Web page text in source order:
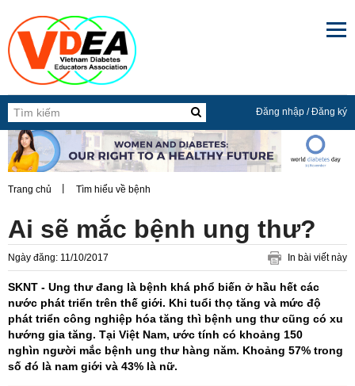
 Đăng nhập/Đăng ký
Trang chủ Tìm hiểu về bệnh
Ai sẽ mắc bệnh ung thư?
Ngày đăng: 11/10/2017 In bài viết này
SKNT - Ung thư đang là bệnh khá phổ biến ở hầu hết các
nước phát triển trên thế giới. Khi tuổi thọ tăng và mức độ
phát triển công nghiệp hóa tăng thì bệnh ung thư cũng có xu
hướng gia tăng. Tại Việt Nam, ước tính có khoảng 150
nghìn người mắc bệnh ung thư hàng năm. Khoảng 57% trong
số đó là nam giới và 43% là nữ.